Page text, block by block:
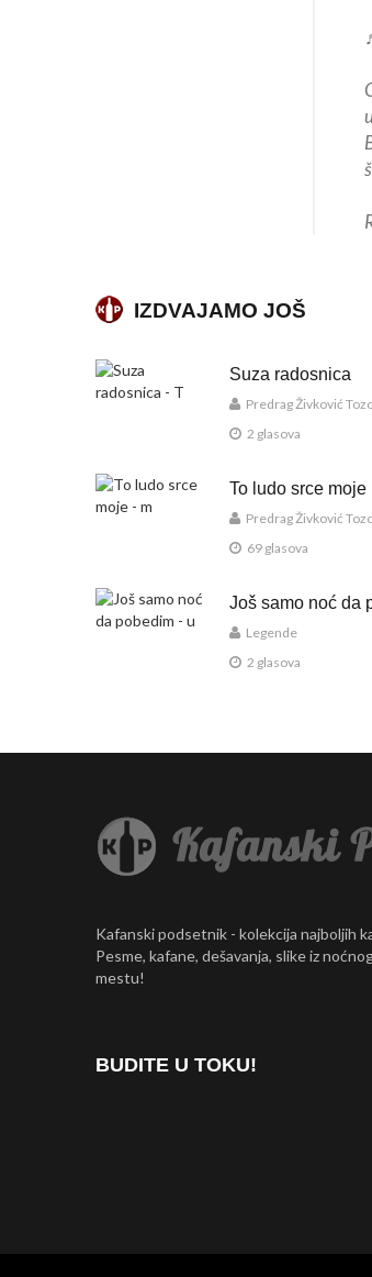
IZDVAJAMO JOŠ
Suza radosnica
Predrag Živković
2 glasova
To ludo srce moje
Predrag Živković
69 glasova
Još samo noć da
Legende
2 glasova
Kafanski podsetnik - kolekcija najboljih
Pesme, kafane, dešavanja, slike iz
mestu!
BUDITE U TOKU!